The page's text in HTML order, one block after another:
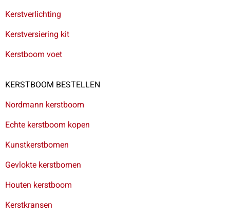
Kerstverlichting
Kerstversiering kit
Kerstboom voet
KERSTBOOM BESTELLEN
Nordmann kerstboom
Echte kerstboom kopen
Kunstkerstbomen
Gevlokte kerstbomen
Houten kerstboom
Kerstkransen